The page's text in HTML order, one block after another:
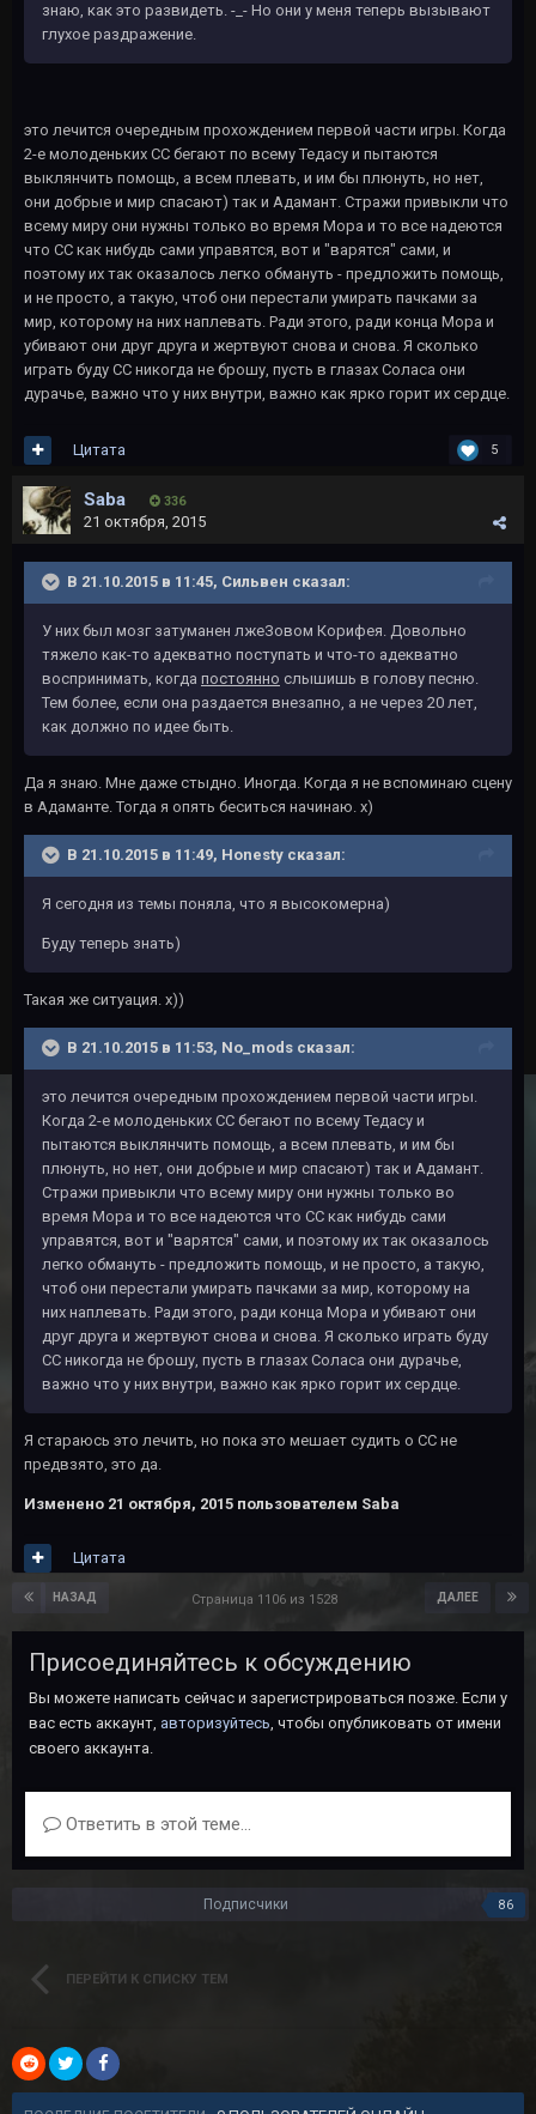
знаю, как это развидеть. -_- Но они у меня теперь вызывают
глухое раздражение.
это лечится очередным прохождением первой части игры. Когда
2-е молоденьких СС бегают по всему Тедасу и пытаются
выклянчить помощь, а всем плевать, и им бы плюнуть, но нет,
они добрые и мир спасают) так и Адамант. Стражи привыкли что
всему миру они нужны только во время Мора и то все надеются
что СС как нибудь сами управятся, вот и "варятся" сами, и
поэтому их так оказалось легко обмануть - предложить помощь,
и не просто, а такую, чтоб они перестали умирать пачками за
мир, которому на них наплевать. Ради этого, ради конца Мора и
убивают они друг друга и жертвуют снова и снова. Я сколько
играть буду СС никогда не брошу, пусть в глазах Соласа они
дурачье, важно что у них внутри, важно как ярко горит их сердце.
5
Цитата
Saba 336
21 октября, 2015
В 21.10.2015 в 11:45, Сильвен сказал:
У них был мозг затуманен лжеЗовом Корифея. Довольно
тяжело как-то адекватно поступать и что-то адекватно
воспринимать, когда постоянно слышишь в голову песню.
Тем более, если она раздается внезапно, а не через 20 лет,
как должно по идее быть.
Да я знаю. Мне даже стыдно. Иногда. Когда я не вспоминаю сцену
в Адаманте. Тогда я опять беситься начинаю. х)
В 21.10.2015 в 11:49, Honesty сказал:
Я сегодня из темы поняла, что я высокомерна)
Буду теперь знать)
Такая же ситуация. х))
В 21.10.2015 в 11:53, No_mods сказал:
это лечится очередным прохождением первой части игры.
Когда 2-е молоденьких СС бегают по всему Тедасу и
пытаются выклянчить помощь, а всем плевать, и им бы
плюнуть, но нет, они добрые и мир спасают) так и Адамант.
Стражи привыкли что всему миру они нужны только во
время Мора и то все надеются что СС как нибудь сами
управятся, вот и "варятся" сами, и поэтому их так оказалось
легко обмануть - предложить помощь, и не просто, а такую,
чтоб они перестали умирать пачками за мир, которому на
них наплевать. Ради этого, ради конца Мора и убивают они
друг друга и жертвуют снова и снова. Я сколько играть буду
СС никогда не брошу, пусть в глазах Соласа они дурачье,
важно что у них внутри, важно как ярко горит их сердце.
Я стараюсь это лечить, но пока это мешает судить о СС не
предвзято, это да.
Изменено 21 октября, 2015 пользователем Saba
Цитата
НАЗАД ДАЛЕЕ
Страница 1106 из 1528
Присоединяйтесь к обсуждению
Вы можете написать сейчас и зарегистрироваться позже. Если у
вас есть аккаунт, авторизуйтесь, чтобы опубликовать от имени
своего аккаунта.
Ответить в этой теме...
Подписчики 86
ПЕРЕЙТИ К СПИСКУ ТЕМ